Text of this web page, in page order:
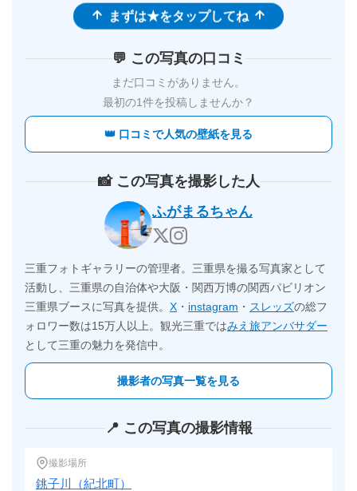
まずは★をタップしてね
💬 この写真の口コミ
まだ口コミがありません。
最初の1件を投稿しませんか？
👑 口コミで人気の壁紙を見る
📸 この写真を撮影した人
ふがまるちゃん
三重フォトギャラリーの管理者。三重県を撮る写真家として
活動し、三重県の自治体や大阪・関西万博の関西パビリオン
三重県ブースに写真を提供。 X ・ instagram ・ スレッズの総フ
ォロワー数は15万人以上。観光三重ではみえ旅アンバサダー
として三重の魅力を発信中。
撮影者の写真一覧を見る
📍 この写真の撮影情報
撮影場所
銚子川（紀北町）